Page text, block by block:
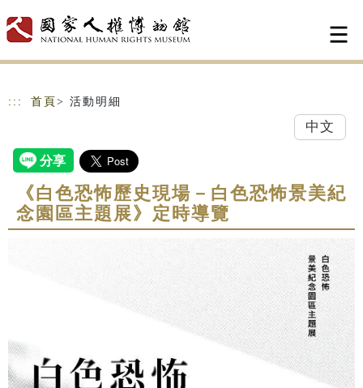
::: 首頁 > 活動明細
中文
《白色恐怖歷史現場－白色恐怖景美紀
念園區主題展》定時導覽